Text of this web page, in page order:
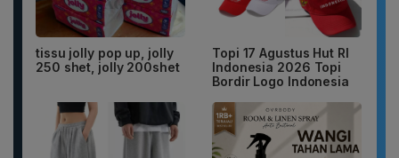
tissu jolly pop up, jolly
250 shet, jolly 200shet
Topi 17 Agustus Hut RI
Indonesia 2026 Topi
Bordir Logo Indonesia